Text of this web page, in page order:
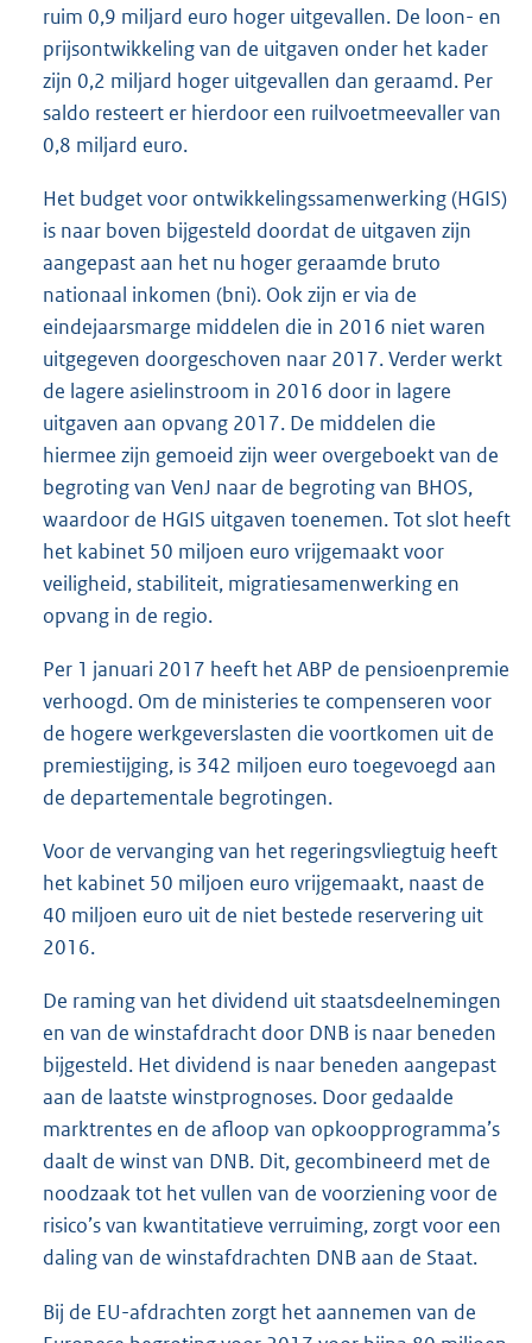
ruim 0,9 miljard euro hoger uitgevallen. De loon- en
prijsontwikkeling van de uitgaven onder het kader
zijn 0,2 miljard hoger uitgevallen dan geraamd. Per
saldo resteert er hierdoor een ruilvoetmeevaller van
0,8 miljard euro.
Het budget voor ontwikkelingssamenwerking (HGIS)
is naar boven bijgesteld doordat de uitgaven zijn
aangepast aan het nu hoger geraamde bruto
nationaal inkomen (bni). Ook zijn er via de
eindejaarsmarge middelen die in 2016 niet waren
uitgegeven doorgeschoven naar 2017. Verder werkt
de lagere asielinstroom in 2016 door in lagere
uitgaven aan opvang 2017. De middelen die
hiermee zijn gemoeid zijn weer overgeboekt van de
begroting van VenJ naar de begroting van BHOS,
waardoor de HGIS uitgaven toenemen. Tot slot heeft
het kabinet 50 miljoen euro vrijgemaakt voor
veiligheid, stabiliteit, migratiesamenwerking en
opvang in de regio.
Per 1 januari 2017 heeft het ABP de pensioenpremie
verhoogd. Om de ministeries te compenseren voor
de hogere werkgeverslasten die voortkomen uit de
premiestijging, is 342 miljoen euro toegevoegd aan
de departementale begrotingen.
Voor de vervanging van het regeringsvliegtuig heeft
het kabinet 50 miljoen euro vrijgemaakt, naast de
40 miljoen euro uit de niet bestede reservering uit
2016.
De raming van het dividend uit staatsdeelnemingen
en van de winstafdracht door DNB is naar beneden
bijgesteld. Het dividend is naar beneden aangepast
aan de laatste winstprognoses. Door gedaalde
marktrentes en de afloop van opkoopprogramma’s
daalt de winst van DNB. Dit, gecombineerd met de
noodzaak tot het vullen van de voorziening voor de
risico’s van kwantitatieve verruiming, zorgt voor een
daling van de winstafdrachten DNB aan de Staat.
Bij de EU-afdrachten zorgt het aannemen van de